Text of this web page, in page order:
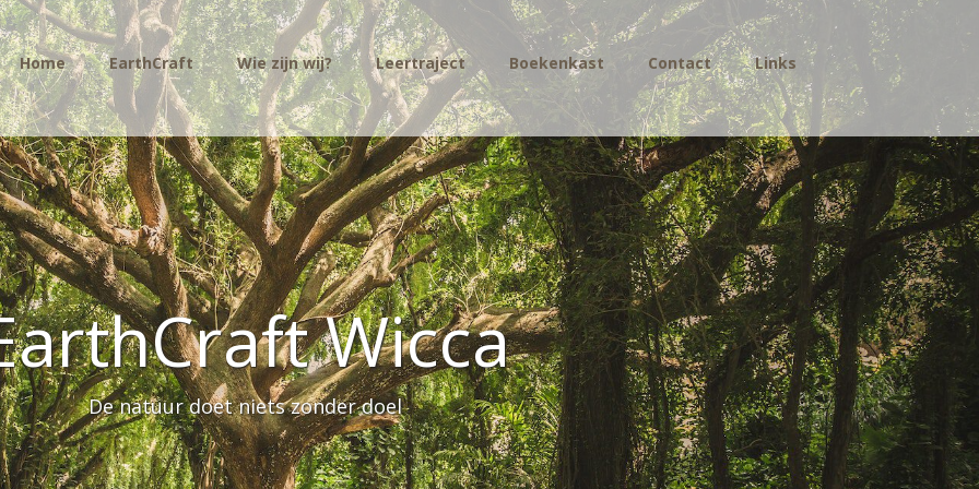
Home EarthCraft Wie zijn wij? Leertraject Boekenkast Contact Links
Wicca
De natuur doet niets zonder doel